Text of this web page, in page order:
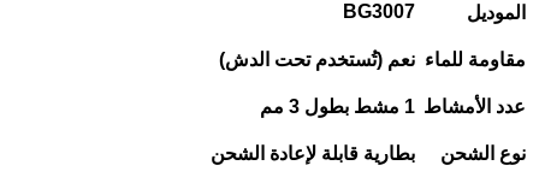
الموديل BG3007
مقاومة للماء نعم (تُستخدم تحت الدش)
عدد الأمشاط 1 مشط بطول 3 مم
نوع الشحن بطارية قابلة لإعادة الشحن